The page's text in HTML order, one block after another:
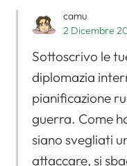
camu
2 Dicembre
Sottoscrivo le
diplomazia
pianificazione
guerra. Come
siano svegliati
attaccare, si